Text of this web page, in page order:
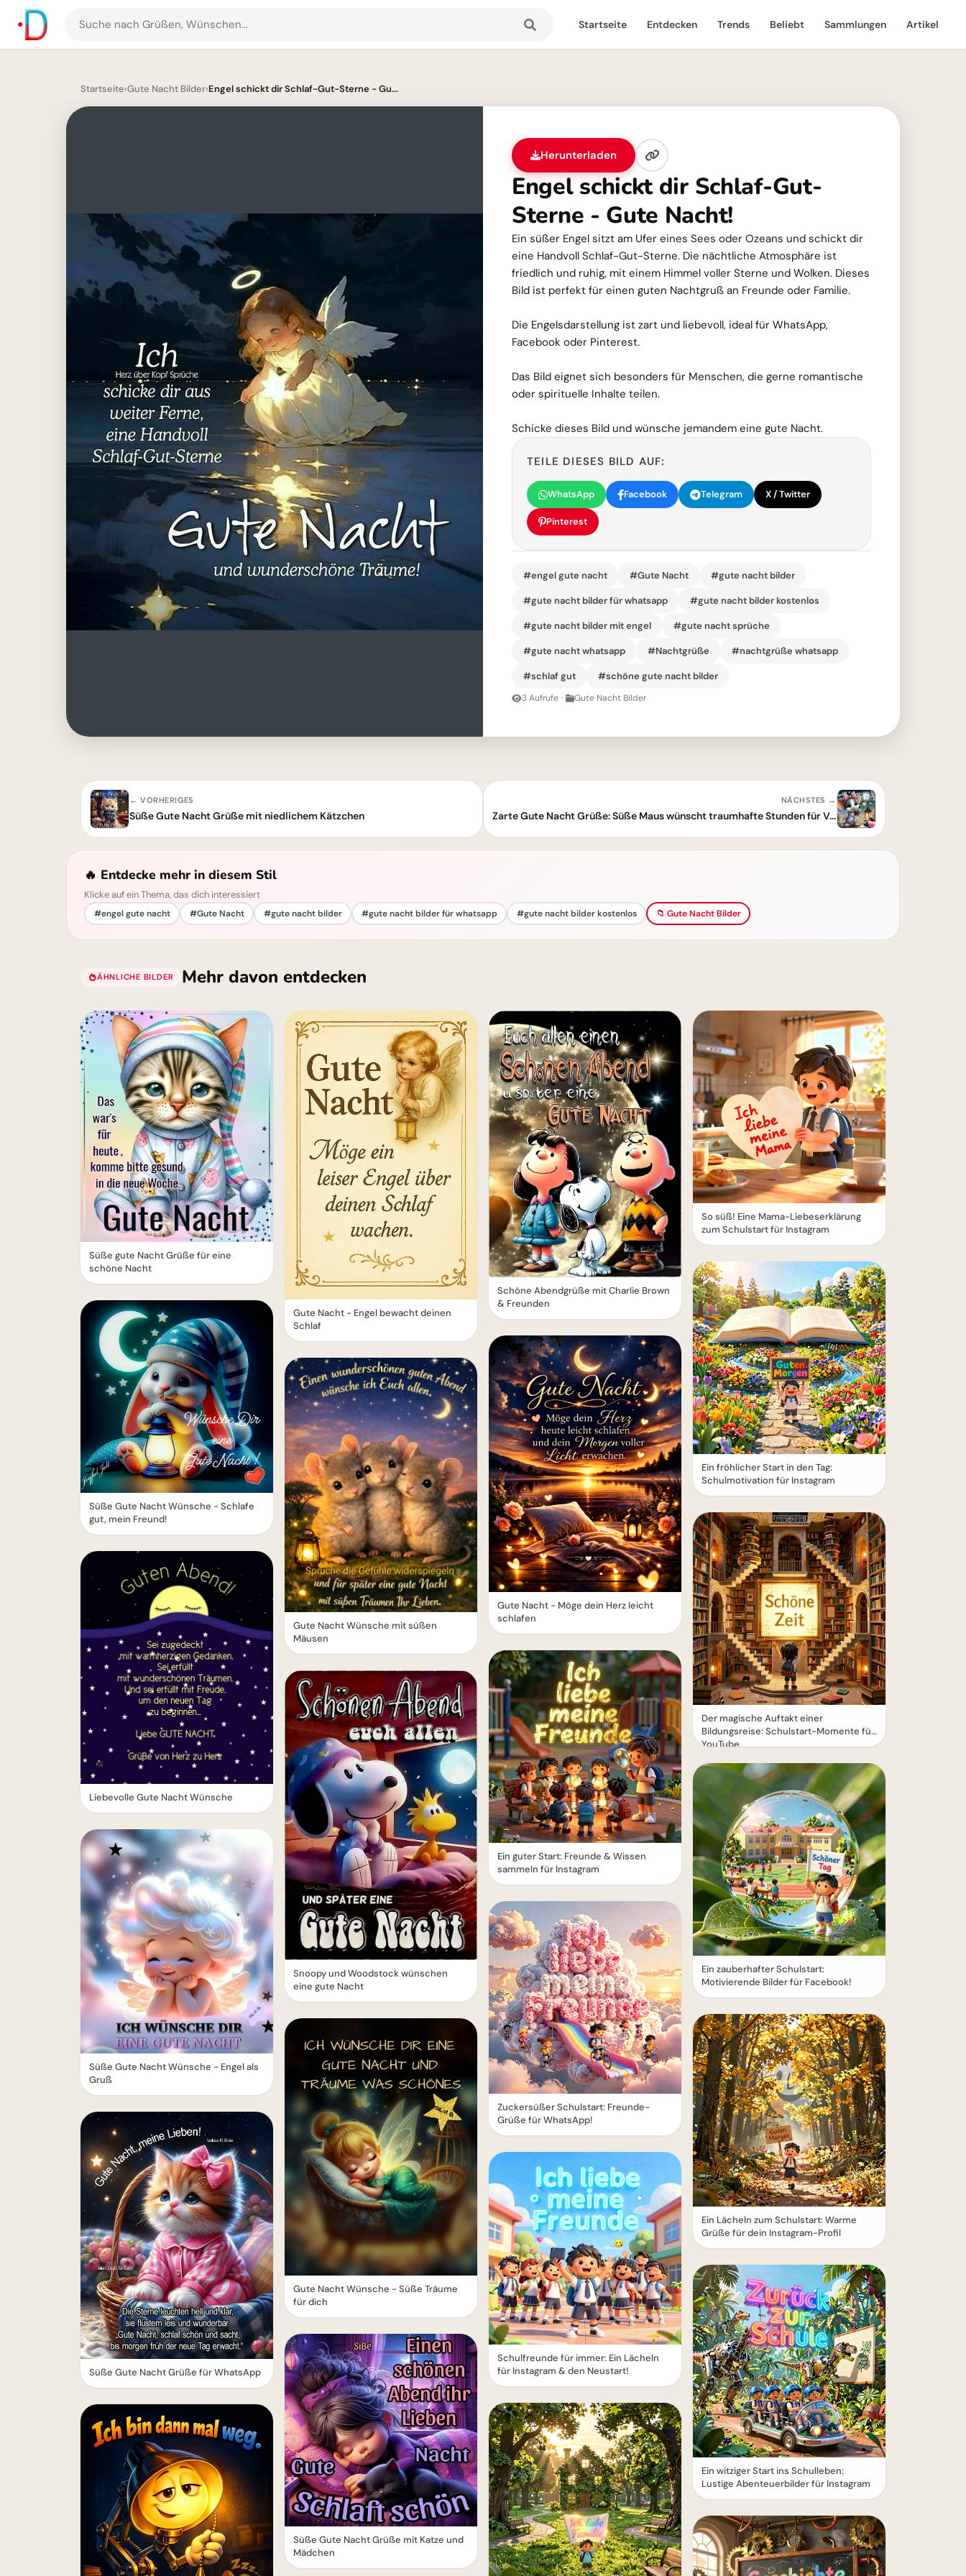
Suche
nach
und
Startseite Entdecken Trends Beliebt Sammlungen Artikel
Startseite›Gute Nacht Bilder›Engel schickt dir Schlaf-Gut-Sterne - Gu...
Herunterladen
Engel schickt dir Schlaf-Gut-
Sterne - Gute Nacht!
Ein süßer Engel sitzt am Ufer eines Sees oder Ozeans und schickt dir
eine Handvoll Schlaf-Gut-Sterne. Die nächtliche Atmosphäre ist
friedlich und ruhig, mit einem Himmel voller Sterne und Wolken. Dieses
Bild ist perfekt für einen guten Nachtgruß an Freunde oder Familie.
Die Engelsdarstellung ist zart und liebevoll, ideal für WhatsApp,
Facebook oder Pinterest.
Das Bild eignet sich besonders für Menschen, die gerne romantische
oder spirituelle Inhalte teilen.
Schicke dieses Bild und wünsche jemandem eine gute Nacht.
TEILE DIESES BILD AUF:
WhatsApp Facebook Telegram X / Twitter
Pinterest
#engel gute nacht #Gute Nacht #gute nacht bilder
#gute nacht bilder für whatsapp #gute nacht bilder kostenlos
#gute nacht bilder mit engel #gute nacht sprüche
#gute nacht whatsapp #Nachtgrüße #nachtgrüße whatsapp
#schlaf gut #schöne gute nacht bilder
3 Aufrufe · Gute Nacht Bilder
← VORHERIGES
Süße Gute Nacht Grüße mit niedlichem Kätzchen
NÄCHSTES →
Zarte Gute Nacht Grüße: Süße Maus wünscht traumhafte Stunden für Verliebte
🔥 Entdecke mehr in diesem Stil
Klicke auf ein Thema, das dich interessiert
#engel gute nacht #Gute Nacht #gute nacht bilder #gute nacht bilder für whatsapp #gute nacht bilder kostenlos 📁 Gute Nacht Bilder
ÄHNLICHE BILDER Mehr davon entdecken
Süße gute Nacht Grüße für eine
schöne Nacht
Süße Gute Nacht Wünsche - Schlafe
gut, mein Freund!
Liebevolle Gute Nacht Wünsche
Süße Gute Nacht Wünsche - Engel als
Gruß
Süße Gute Nacht Grüße für WhatsApp
Gute Nacht - Engel bewacht deinen
Schlaf
Gute Nacht Wünsche mit süßen
Mäusen
Snoopy und Woodstock wünschen
eine gute Nacht
Gute Nacht Wünsche - Süße Träume
für dich
Süße Gute Nacht Grüße mit Katze und
Mädchen
Schöne Abendgrüße mit Charlie Brown
& Freunden
Gute Nacht - Möge dein Herz leicht
schlafen
Ein guter Start: Freunde & Wissen
sammeln für Instagram
Zuckersüßer Schulstart: Freunde-
Grüße für WhatsApp!
Schulfreunde für immer: Ein Lächeln
für Instagram & den Neustart!
So süß! Eine Mama-Liebeserklärung
zum Schulstart für Instagram
Ein fröhlicher Start in den Tag:
Schulmotivation für Instagram
Der magische Auftakt einer
Bildungsreise: Schulstart-Momente für
YouTube
Ein zauberhafter Schulstart:
Motivierende Bilder für Facebook!
Ein Lächeln zum Schulstart: Warme
Grüße für dein Instagram-Profil
Ein witziger Start ins Schulleben:
Lustige Abenteuerbilder für Instagram